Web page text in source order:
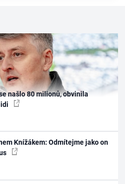
našlo 80 milionů, obvinila
Knížákem: Odmítejme jako on